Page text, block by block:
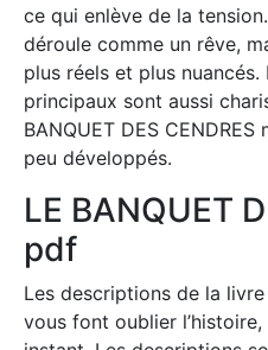
ce qui enlève de la
déroule comme un rêve,
plus réels et plus nuancés.
principaux sont aussi
BANQUET DES
peu développés.
LE BANQUET
pdf
Les descriptions de la
vous font oublier